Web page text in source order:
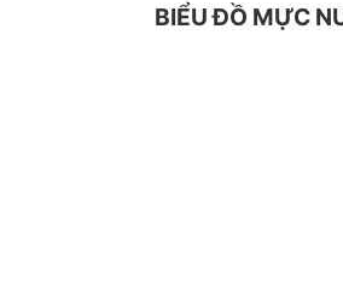
BIỂU ĐỒ MỰC